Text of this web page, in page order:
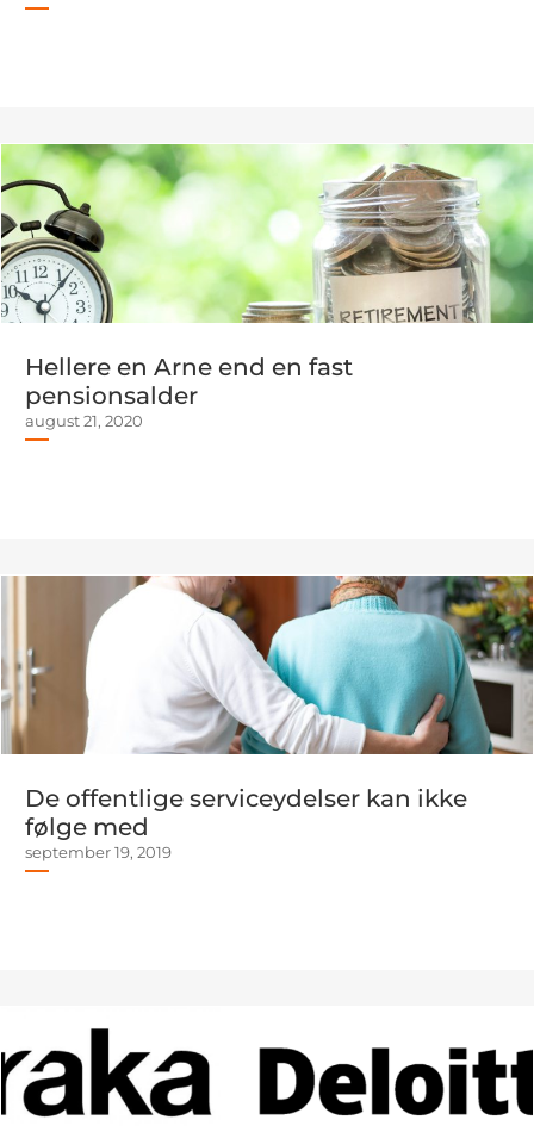
Hellere en Arne end en fast
pensionsalder
august 21, 2020
De offentlige serviceydelser kan ikke
følge med
september 19, 2019